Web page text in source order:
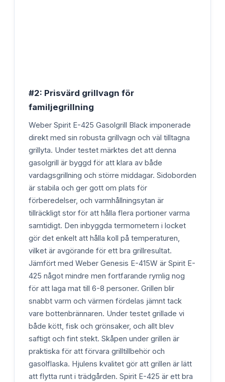
#2: Prisvärd grillvagn för
familjegrillning
Weber Spirit E-425 Gasolgrill Black imponerade
direkt med sin robusta grillvagn och väl tilltagna
grillyta. Under testet märktes det att denna
gasolgrill är byggd för att klara av både
vardagsgrillning och större middagar. Sidoborden
är stabila och ger gott om plats för
förberedelser, och varmhållningsytan är
tillräckligt stor för att hålla flera portioner varma
samtidigt. Den inbyggda termometern i locket
gör det enkelt att hålla koll på temperaturen,
vilket är avgörande för ett bra grillresultat.
Jämfört med Weber Genesis E-415W är Spirit E-
425 något mindre men fortfarande rymlig nog
för att laga mat till 6-8 personer. Grillen blir
snabbt varm och värmen fördelas jämnt tack
vare bottenbrännaren. Under testet grillade vi
både kött, fisk och grönsaker, och allt blev
saftigt och fint stekt. Skåpen under grillen är
praktiska för att förvara grilltillbehör och
gasolflaska. Hjulens kvalitet gör att grillen är lätt
att flytta runt i trädgården. Spirit E-425 är ett bra